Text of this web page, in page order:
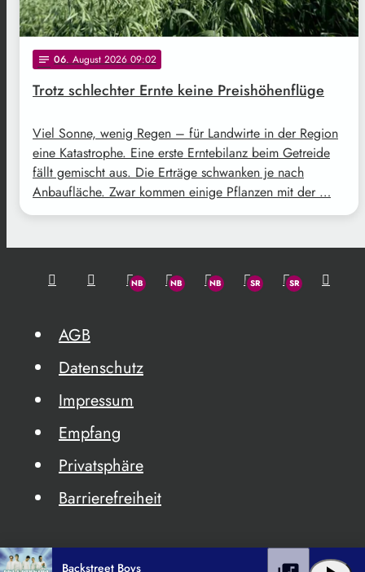
notes 06. August 2026 09:02
Trotz schlechter Ernte keine Preishöhenflüge
Viel Sonne, wenig Regen – für Landwirte in der Region
eine Katastrophe. Eine erste Erntebilanz beim Getreide
fällt gemischt aus. Die Erträge schwanken je nach
Anbaufläche. Zwar kommen einige Pflanzen mit der …
AGB
Datenschutz
Impressum
Empfang
Privatsphäre
Barrierefreiheit
Backstreet Boys